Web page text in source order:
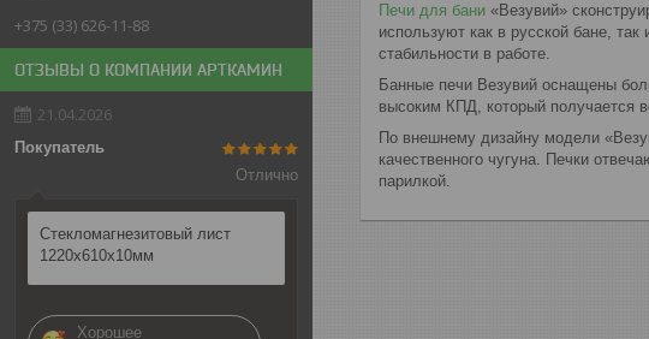
+375 (33) 626-11-88
ОТЗЫВЫ О КОМПАНИИ АРТКАМИН
21.04.2026
Покупатель
Отлично
Стекломагнезитовый лист
1220х610х10мм
Хорошее
Печи для бани «Везувий»
используют как в русской бане,
стабильности в работе.
Банные печи Везувий оснащены
высоким КПД, который получается
По внешнему дизайну модели
качественного чугуна. Печки
парилкой.